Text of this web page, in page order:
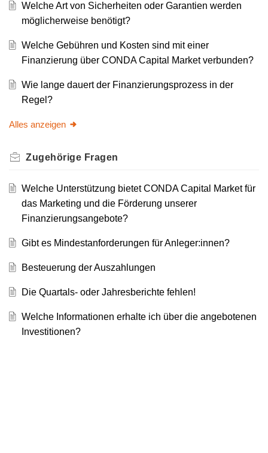
Welche Art von Sicherheiten oder Garantien werden
möglicherweise benötigt?
Welche Gebühren und Kosten sind mit einer
Finanzierung über CONDA Capital Market verbunden?
Wie lange dauert der Finanzierungsprozess in der
Regel?
Alles anzeigen
Zugehörige Fragen
Welche Unterstützung bietet CONDA Capital Market für
das Marketing und die Förderung unserer
Finanzierungsangebote?
Gibt es Mindestanforderungen für Anleger:innen?
Besteuerung der Auszahlungen
Die Quartals- oder Jahresberichte fehlen!
Welche Informationen erhalte ich über die angebotenen
Investitionen?